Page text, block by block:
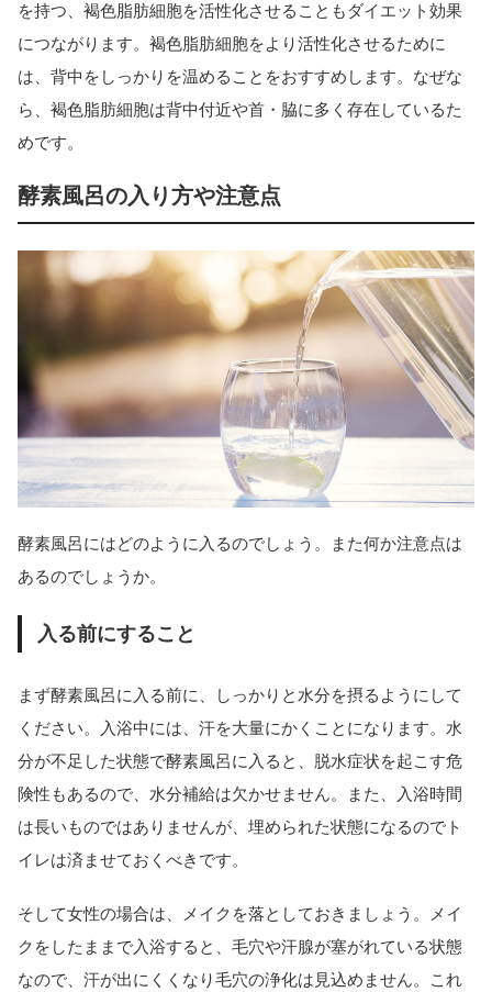
を持つ、褐色脂肪細胞を活性化させることもダイエット効果
につながります。褐色脂肪細胞をより活性化させるために
は、背中をしっかりを温めることをおすすめします。なぜな
ら、褐色脂肪細胞は背中付近や首・脇に多く存在しているた
めです。
酵素風呂の入り方や注意点
酵素風呂にはどのように入るのでしょう。また何か注意点は
あるのでしょうか。
入る前にすること
まず酵素風呂に入る前に、しっかりと水分を摂るようにして
ください。入浴中には、汗を大量にかくことになります。水
分が不足した状態で酵素風呂に入ると、脱水症状を起こす危
険性もあるので、水分補給は欠かせません。また、入浴時間
は長いものではありませんが、埋められた状態になるのでト
イレは済ませておくべきです。
そして女性の場合は、メイクを落としておきましょう。メイ
クをしたままで入浴すると、毛穴や汗腺が塞がれている状態
なので、汗が出にくくなり毛穴の浄化は見込めません。これ